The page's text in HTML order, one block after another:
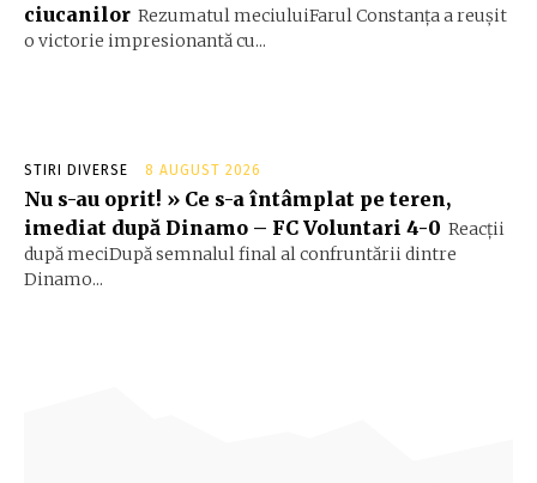
ciucanilor Rezumatul meciuluiFarul Constanța a reușit
o victorie impresionantă cu...
STIRI DIVERSE 8 AUGUST 2026
Nu s-au oprit! » Ce s-a întâmplat pe teren,
imediat după Dinamo – FC Voluntari 4-0 Reacții
după meciDupă semnalul final al confruntării dintre
Dinamo...